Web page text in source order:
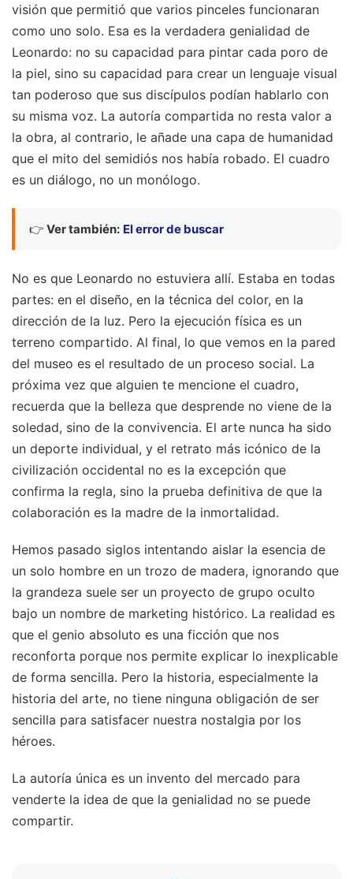
visión que permitió que varios pinceles funcionaran
como uno solo. Esa es la verdadera genialidad de
Leonardo: no su capacidad para pintar cada poro de
la piel, sino su capacidad para crear un lenguaje visual
tan poderoso que sus discípulos podían hablarlo con
su misma voz. La autoría compartida no resta valor a
la obra, al contrario, le añade una capa de humanidad
que el mito del semidiós nos había robado. El cuadro
es un diálogo, no un monólogo.
👉 Ver también: El error de buscar
No es que Leonardo no estuviera allí. Estaba en todas
partes: en el diseño, en la técnica del color, en la
dirección de la luz. Pero la ejecución física es un
terreno compartido. Al final, lo que vemos en la pared
del museo es el resultado de un proceso social. La
próxima vez que alguien te mencione el cuadro,
recuerda que la belleza que desprende no viene de la
soledad, sino de la convivencia. El arte nunca ha sido
un deporte individual, y el retrato más icónico de la
civilización occidental no es la excepción que
confirma la regla, sino la prueba definitiva de que la
colaboración es la madre de la inmortalidad.
Hemos pasado siglos intentando aislar la esencia de
un solo hombre en un trozo de madera, ignorando que
la grandeza suele ser un proyecto de grupo oculto
bajo un nombre de marketing histórico. La realidad es
que el genio absoluto es una ficción que nos
reconforta porque nos permite explicar lo inexplicable
de forma sencilla. Pero la historia, especialmente la
historia del arte, no tiene ninguna obligación de ser
sencilla para satisfacer nuestra nostalgia por los
héroes.
La autoría única es un invento del mercado para
venderte la idea de que la genialidad no se puede
compartir.